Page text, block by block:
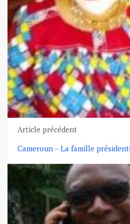
Article précédent
Cameroun – La famille